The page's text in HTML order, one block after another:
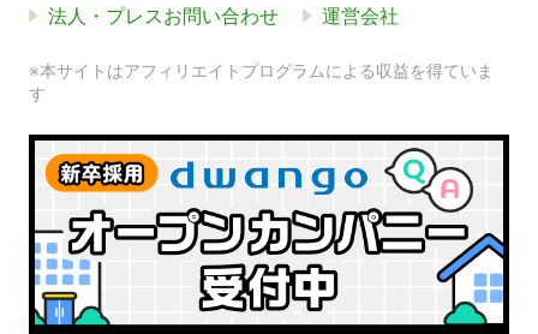
法人・プレスお問い合わせ 運営会社
※本サイトはアフィリエイトプログラムによる収益を得ていま
す